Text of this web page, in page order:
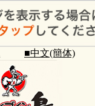
■中文(簡体)